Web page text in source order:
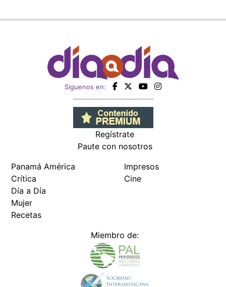
Siguenos en:
Regístrate
Paute con nosotros
Panamá América
Crítica
Día a Día
Mujer
Recetas
Impresos
Cine
Miembro de: